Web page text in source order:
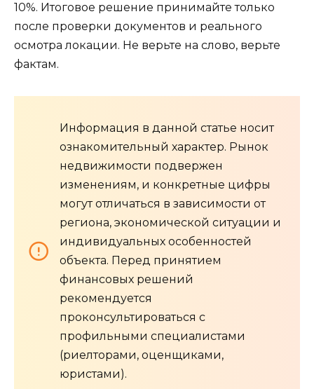
10%. Итоговое решение принимайте только
после проверки документов и реального
осмотра локации. Не верьте на слово, верьте
фактам.
Информация в данной статье носит
ознакомительный характер. Рынок
недвижимости подвержен
изменениям, и конкретные цифры
могут отличаться в зависимости от
региона, экономической ситуации и
индивидуальных особенностей
объекта. Перед принятием
финансовых решений
рекомендуется
проконсультироваться с
профильными специалистами
(риелторами, оценщиками,
юристами).